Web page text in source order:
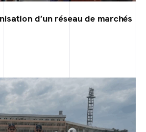
d’un réseau de marchés